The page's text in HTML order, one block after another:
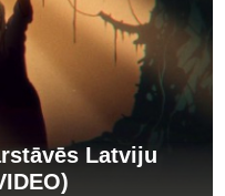
Latviju